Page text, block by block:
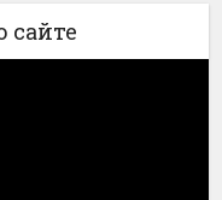
сайте